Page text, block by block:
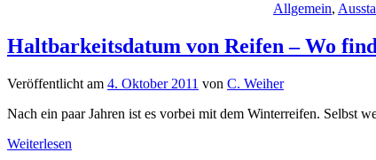
Allgemein,
Haltbarkeitsdatum von Reifen – Wo
Veröffentlicht am 4. Oktober 2011 von C. Weiher
Nach ein paar Jahren ist es vorbei mit dem Winterreifen. Selbst
Weiterlesen